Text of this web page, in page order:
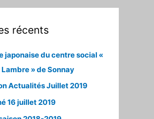
récents
japonaise du centre social «
» de Sonnay
Actualités Juillet 2019
16 juillet 2019